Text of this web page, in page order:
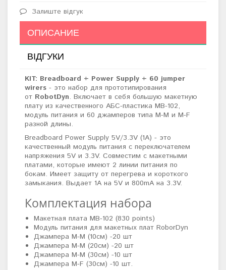
Залиште відгук
ОПИСАНИЕ
ВІДГУКИ
KIT: Breadboard + Power Supply + 60 jumper
wirers - это набор для прототипирования
от RobotDyn. Включает в себя большую макетную
плату из качественного АБС-пластика MB-102,
модуль питания и 60 джамперов типа M-M и M-F
разной длины.
Breadboard Power Supply 5V/3.3V (1A) - это
качественный модуль питания с переключателем
напряжения 5V и 3.3V. Совместим с макетными
платами, которые имеют 2 линии питания по
бокам. Имеет защиту от перегрева и короткого
замыкания. Выдает 1A на 5V и 800mA на 3.3V.
Комплектация набора
Макетная плата MB-102 (830 points)
Модуль питания для макетных плат RoborDyn
Джампера M-M (10см) -20 шт
Джампера M-M (20см) -20 шт
Джампера M-M (30см) -10 шт
Джампера M-F (30см) -10 шт.